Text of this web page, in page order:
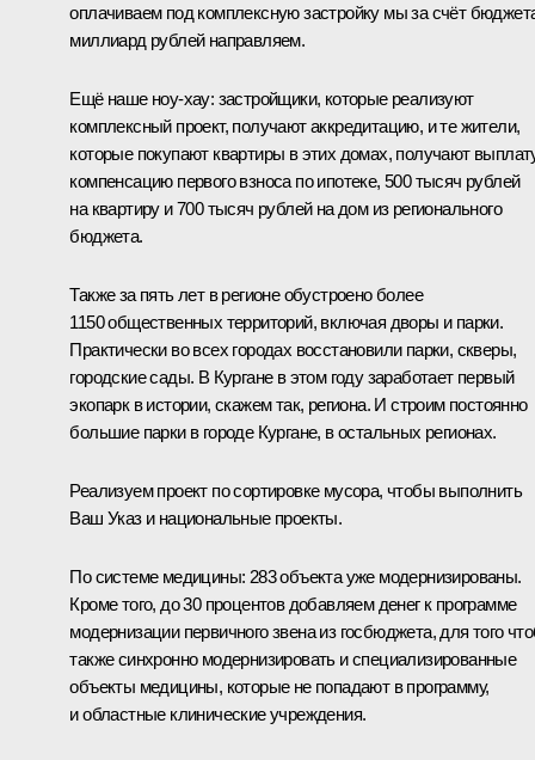
оплачиваем под комплексную застройку мы за счёт
миллиард рублей направляем.
Ещё наше ноу-хау: застройщики, которые реализуют
комплексный проект, получают аккредитацию, и те жители,
которые покупают квартиры в этих домах, получают
компенсацию первого взноса по ипотеке, 500 тысяч рублей
на квартиру и 700 тысяч рублей на дом из регионального
бюджета.
Также за пять лет в регионе обустроено более
1150 общественных территорий, включая дворы и парки.
Практически во всех городах восстановили парки, скверы,
городские сады. В Кургане в этом году заработает первый
экопарк в истории, скажем так, региона. И строим постоянно
большие парки в городе Кургане, в остальных регионах.
Реализуем проект по сортировке мусора, чтобы выполнить
Ваш Указ и национальные проекты.
По системе медицины: 283 объекта уже модернизированы.
Кроме того, до 30 процентов добавляем денег к программе
модернизации первичного звена из госбюджета, для того
также синхронно модернизировать и специализированные
объекты медицины, которые не попадают в программу,
и областные клинические учреждения.